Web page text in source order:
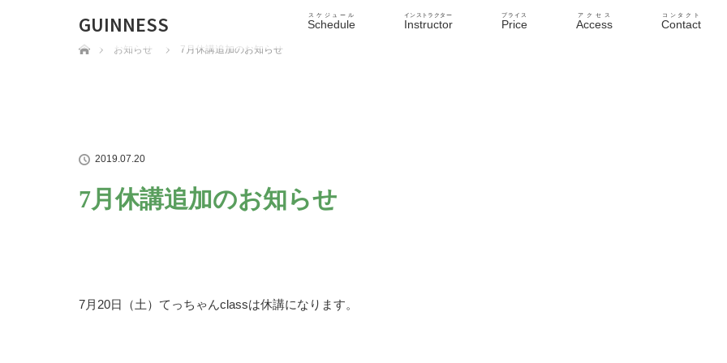
GUINNESS Schedule
スケジュール
Instructor
インストラクター
Price
プライス
Access
アクセス
Contact
コンタクト
ホーム
お知らせ
7月休講追加のお知らせ
2019.07.20
7月休講追加のお知らせ
7月20日（土）てっちゃんclassは休講になります。